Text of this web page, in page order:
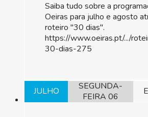
Saiba tudo sobre a
Oeiras para julho e agosto
roteiro "30 dias".
https://www.oeiras.pt/.../
30-dias-275
JULHO
SEGUNDA-
FEIRA 06